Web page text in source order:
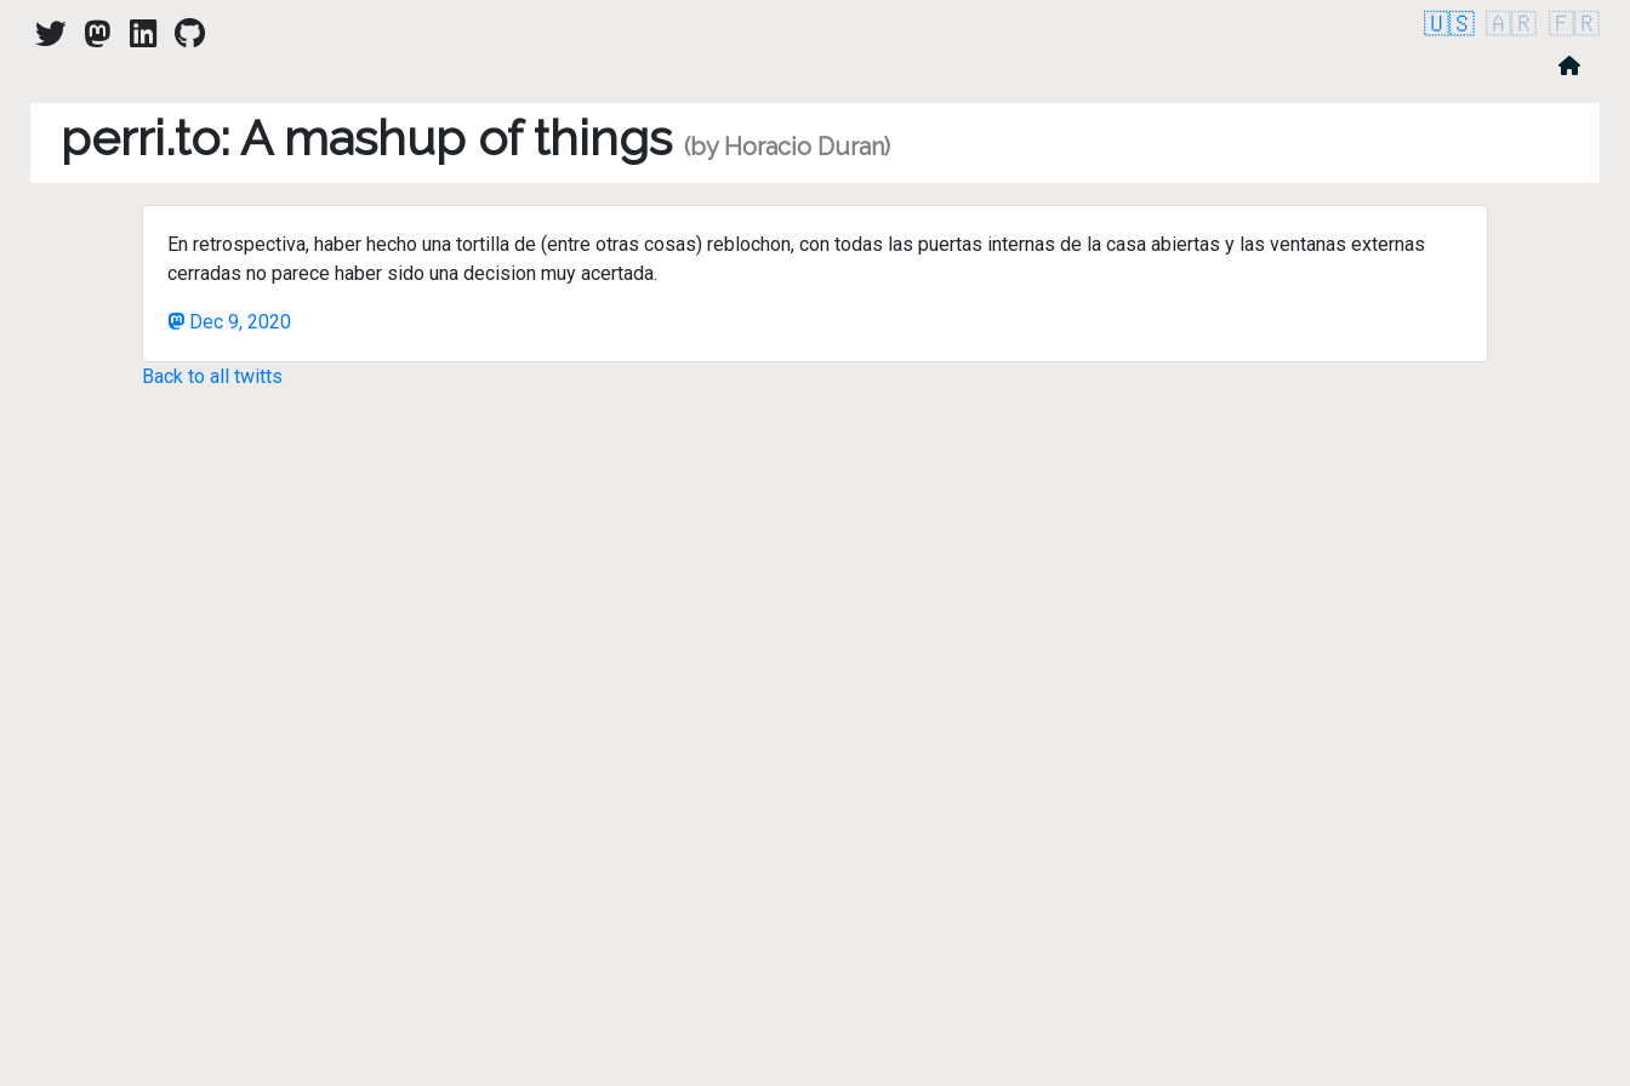
🇺🇸 🇦🇷 🇫🇷
perri.to: A mashup of things (by Horacio Duran)
En retrospectiva, haber hecho una tortilla de (entre otras cosas) reblochon, con todas las puertas internas de la casa abiertas y las ventanas externas
cerradas no parece haber sido una decision muy acertada.
Dec 9, 2020
Back to all twitts